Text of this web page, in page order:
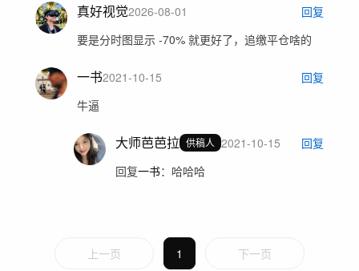
真好视觉2026-08-01
回复
要是分时图显示 -70% 就更好了，追缴平仓啥的
一书2021-10-15
回复
牛逼
大师芭芭拉 供稿人 2021-10-15
回复
回复一书： 哈哈哈
上一页 1 下一页